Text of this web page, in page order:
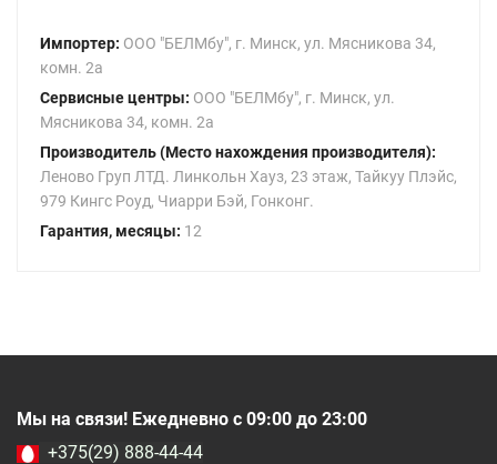
Импортер: ООО "БЕЛМбу", г. Минск, ул. Мясникова 34,
комн. 2а
Сервисные центры: ООО "БЕЛМбу", г. Минск, ул.
Мясникова 34, комн. 2а
Производитель (Место нахождения производителя):
Леново Груп ЛТД. Линкольн Хауз, 23 этаж, Тайкуу Плэйс,
979 Кингс Роуд, Чиарри Бэй, Гонконг.
Гарантия, месяцы: 12
Мы на связи! Ежедневно с 09:00 до 23:00
+375(29) 888-44-44